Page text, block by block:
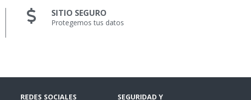
SITIO SEGURO
Protegemos tus datos
REDES SOCIALES
SEGURIDAD Y